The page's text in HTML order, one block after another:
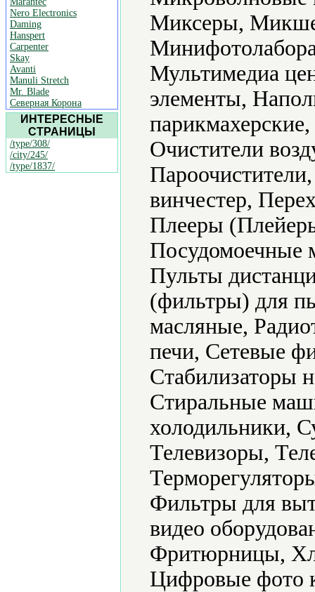
Nero Electronics
Daming
Hanspert
Carpenter
Skay
Avanti
Manuli Stretch
Mr. Blade
Северная Корона
ИНТЕРЕСНЫЕ
СТРАНИЦЫ
/type/308/
/city/245/
/type/1837/
Миксеры,
Мультимедиа
элементы,
Очистители
винчестер,
Плееры
Посудомоечные
Пульты
(фильтры) для
масляные,
печи, Сетевые
Стабилизаторы
Стиральные
холодильники,
Телевизоры,
Фильтры для
видео
Фритюрницы,
Цифровые фото